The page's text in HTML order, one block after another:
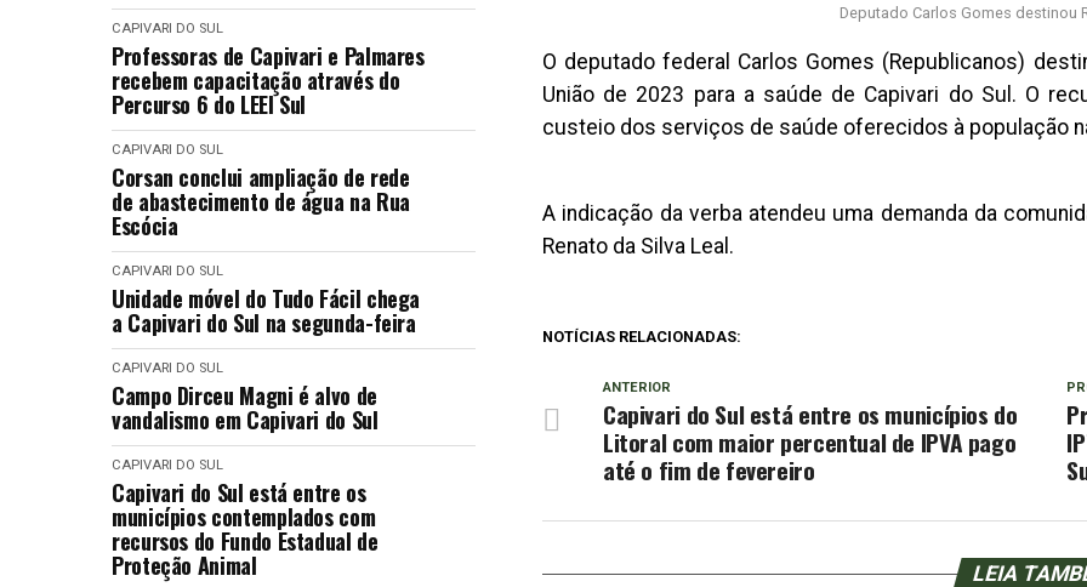
CAPIVARI DO SUL
Professoras de Capivari e Palmares
recebem capacitação através do
Percurso 6 do LEEI Sul
CAPIVARI DO SUL
Corsan conclui ampliação de rede
de abastecimento de água na Rua
Escócia
CAPIVARI DO SUL
Unidade móvel do Tudo Fácil chega
a Capivari do Sul na segunda-feira
CAPIVARI DO SUL
Campo Dirceu Magni é alvo de
vandalismo em Capivari do Sul
CAPIVARI DO SUL
Capivari do Sul está entre os
municípios contemplados com
recursos do Fundo Estadual de
Proteção Animal
Deputado Carlos Gomes destinou
O deputado federal Carlos Gomes (Republicanos)
União de 2023 para a saúde de Capivari do Sul. O
custeio dos serviços de saúde oferecidos à população
A indicação da verba atendeu uma demanda da
Renato da Silva Leal.
NOTÍCIAS RELACIONADAS:
ANTERIOR
Capivari do Sul está entre os municípios do
Litoral com maior percentual de IPVA pago
até o fim de fevereiro
LEIA